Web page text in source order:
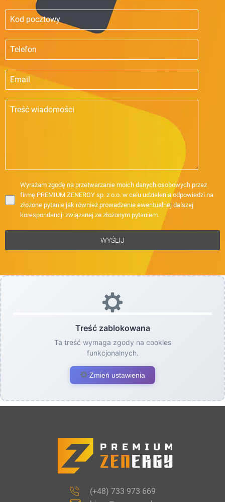
Wyrażam zgodę na przetwarzanie moich danych osobowych przez
firmę PREMIUM ZENERGY sp. z o.o. w celu udzielenia odpowiedzi na
złożone pytanie jak również prowadzenie ewentualnej dalszej
korespondencji związanej ze złożonym pytaniem.
WYŚLIJ
Treść zablokowana
Ta treść wymaga zgody na cookies
funkcjonalnych.
Zmień ustawienia
(+48) 733 973 669